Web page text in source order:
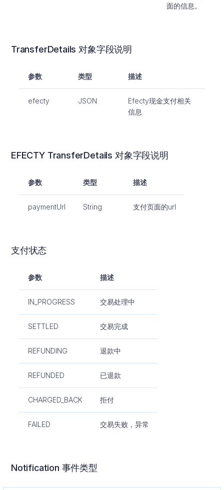
面的信息。
TransferDetails 对象字段说明
参数 类型 描述
efecty JSON
Efecty现金支付相关
信息
EFECTY TransferDetails 对象字段说明
参数 类型 描述
paymentUrl String 支付页面的url
支付状态
参数 描述
IN_PROGRESS 交易处理中
SETTLED 交易完成
REFUNDING 退款中
REFUNDED 已退款
CHARGED_BACK 拒付
FAILED 交易失败，异常
Notification 事件类型